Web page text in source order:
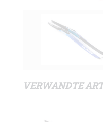
VERWANDTE